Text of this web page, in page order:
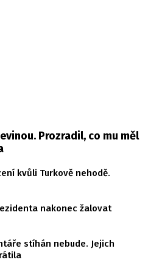
Prozradil, co mu měl
kvůli Turkově nehodě.
nakonec žalovat
stíhán nebude. Jejich